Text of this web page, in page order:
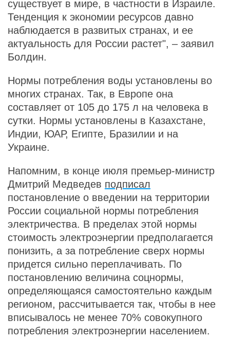
существует в мире, в частности в Израиле.
Тенденция к экономии ресурсов давно
наблюдается в развитых странах, и ее
актуальность для России растет", – заявил
Болдин.
Нормы потребления воды установлены во
многих странах. Так, в Европе она
составляет от 105 до 175 л на человека в
сутки. Нормы установлены в Казахстане,
Индии, ЮАР, Египте, Бразилии и на
Украине.
Напомним, в конце июля премьер-министр
Дмитрий Медведев подписал
постановление о введении на территории
России социальной нормы потребления
электричества. В пределах этой нормы
стоимость электроэнергии предполагается
понизить, а за потребление сверх нормы
придется сильно переплачивать. По
постановлению величина соцнормы,
определяющаяся самостоятельно каждым
регионом, рассчитывается так, чтобы в нее
вписывалось не менее 70% совокупного
потребления электроэнергии населением.